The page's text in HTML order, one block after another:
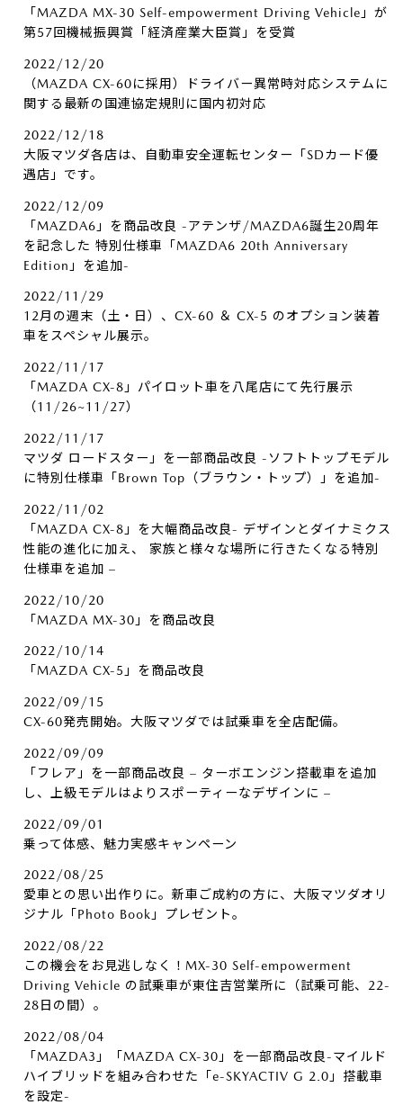
「MAZDA MX-30 Self-empowerment Driving Vehicle」が
第57回機械振興賞「経済産業大臣賞」を受賞
2022/12/20
（MAZDA CX-60に採用）ドライバー異常時対応システムに
関する最新の国連協定規則に国内初対応
2022/12/18
大阪マツダ各店は、自動車安全運転センター「SDカード優
遇店」です。
2022/12/09
「MAZDA6」を商品改良 -アテンザ/MAZDA6誕生20周年
を記念した 特別仕様車「MAZDA6 20th Anniversary
Edition」を追加-
2022/11/29
12月の週末（土・日）、CX-60 ＆ CX-5 のオプション装着
車をスペシャル展示。
2022/11/17
「MAZDA CX-8」パイロット車を八尾店にて先行展示
（11/26~11/27）
2022/11/17
マツダ ロードスター」を一部商品改良 -ソフトトップモデル
に特別仕様車「Brown Top（ブラウン・トップ）」を追加-
2022/11/02
「MAZDA CX-8」を大幅商品改良- デザインとダイナミクス
性能の進化に加え、 家族と様々な場所に行きたくなる特別
仕様車を追加 –
2022/10/20
「MAZDA MX-30」を商品改良
2022/10/14
「MAZDA CX-5」を商品改良
2022/09/15
CX-60発売開始。大阪マツダでは試乗車を全店配備。
2022/09/09
「フレア」を一部商品改良 – ターボエンジン搭載車を追加
し、上級モデルはよりスポーティーなデザインに –
2022/09/01
乗って体感、魅力実感キャンペーン
2022/08/25
愛車との思い出作りに。新車ご成約の方に、大阪マツダオリ
ジナル「Photo Book」プレゼント。
2022/08/22
この機会をお見逃しなく！MX-30 Self-empowerment
Driving Vehicle の試乗車が東住吉営業所に（試乗可能、22-
28日の間）。
2022/08/04
「MAZDA3」「MAZDA CX-30」を一部商品改良-マイルド
ハイブリッドを組み合わせた「e-SKYACTIV G 2.0」搭載車
を設定-